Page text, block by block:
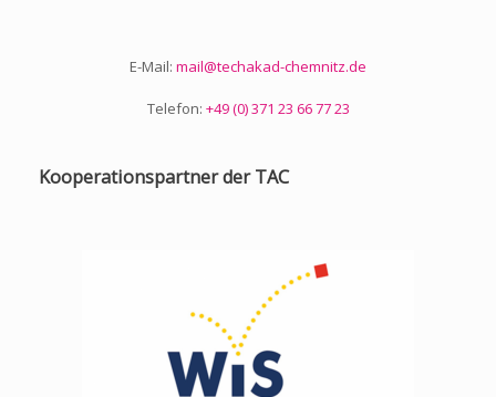
E-Mail: mail@techakad-chemnitz.de
Telefon: +49 (0) 371 23 66 77 23
Kooperationspartner der TAC